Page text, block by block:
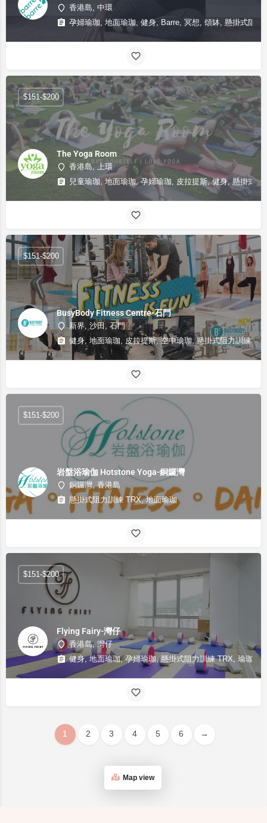
香港島, 中環
孕婦瑜珈, 地面瑜珈, 健身, Barre, 冥想, 頌缽, 懸掛式阻力
The Yoga Room
香港島, 上環
兒童瑜珈, 地面瑜珈, 孕婦瑜珈, 皮拉提斯, 健身, 懸掛式
$151-$200
BusyBody Fitness Centre-石門
新界, 沙田, 石門
健身, 地面瑜珈, 皮拉提斯, 空中瑜珈, 懸掛式阻力訓練
$151-$200
岩盤浴瑜伽 Hotstone Yoga-銅鑼灣
銅鑼灣, 香港島
懸掛式阻力訓練 TRX, 地面瑜珈
$151-$200
Flying Fairy-灣仔
香港島, 灣仔
健身, 地面瑜珈, 孕婦瑜珈, 懸掛式阻力訓練 TRX, 瑜珈輪,
$151-$200
1 2 3 4 5 6 →
Map view